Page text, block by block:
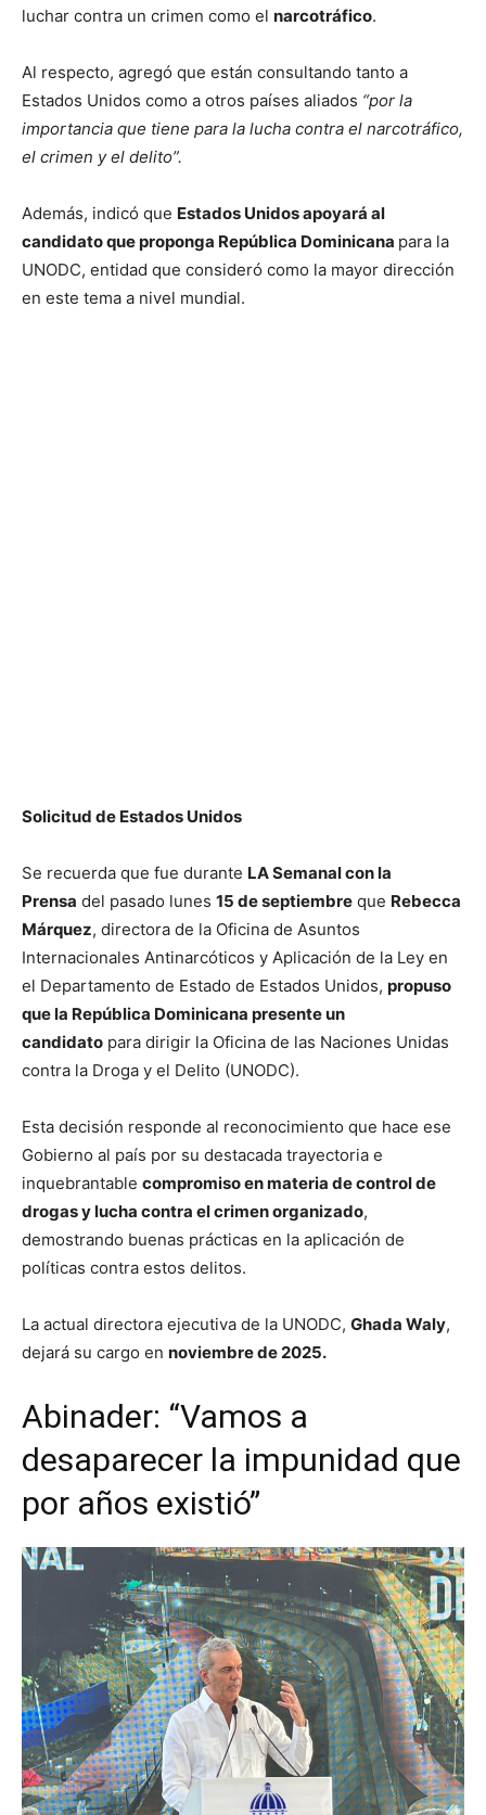
luchar contra un crimen como el narcotráfico.
Al respecto, agregó que están consultando tanto a
Estados Unidos como a otros países aliados “por la
importancia que tiene para la lucha contra el narcotráfico,
el crimen y el delito”.
Además, indicó que Estados Unidos apoyará al
candidato que proponga República Dominicana para la
UNODC, entidad que consideró como la mayor dirección
en este tema a nivel mundial.
Solicitud de Estados Unidos
Se recuerda que fue durante LA Semanal con la
Prensa del pasado lunes 15 de septiembre que Rebecca
Márquez, directora de la Oficina de Asuntos
Internacionales Antinarcóticos y Aplicación de la Ley en
el Departamento de Estado de Estados Unidos, propuso
que la República Dominicana presente un
candidato para dirigir la Oficina de las Naciones Unidas
contra la Droga y el Delito (UNODC).
Esta decisión responde al reconocimiento que hace ese
Gobierno al país por su destacada trayectoria e
inquebrantable compromiso en materia de control de
drogas y lucha contra el crimen organizado,
demostrando buenas prácticas en la aplicación de
políticas contra estos delitos.
La actual directora ejecutiva de la UNODC, Ghada Waly,
dejará su cargo en noviembre de 2025.
Abinader: “Vamos a
desaparecer la impunidad que
por años existió”